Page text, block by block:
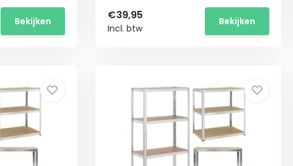
Bekijken €39,95
Incl. btw
Bekijken